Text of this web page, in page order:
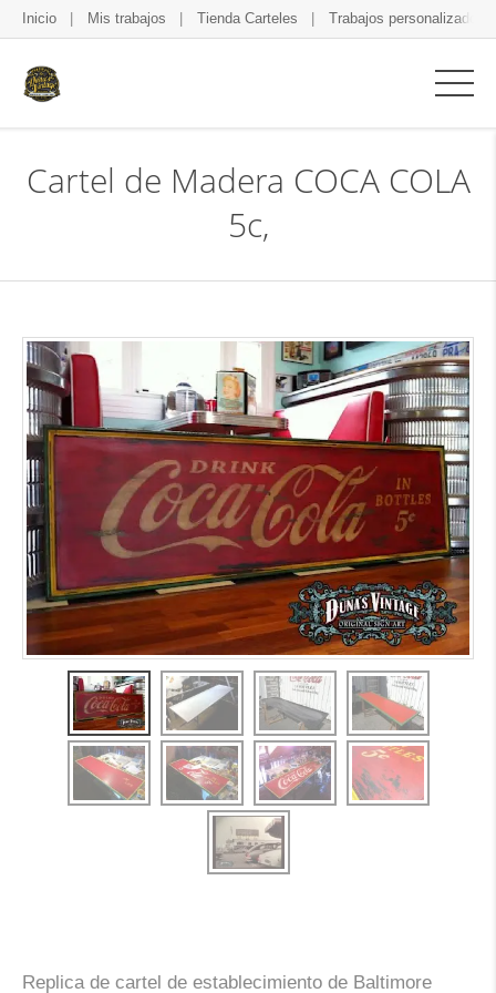
Inicio Mis trabajos Tienda Carteles Trabajos personalizados
Cartel de Madera COCA COLA
5c,
Replica de cartel de establecimiento de Baltimore